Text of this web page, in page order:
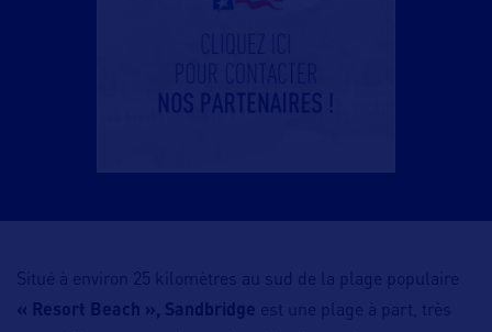
Situé à environ 25 kilomètres au sud de la plage populaire
« Resort Beach », Sandbridge est une plage à part, très